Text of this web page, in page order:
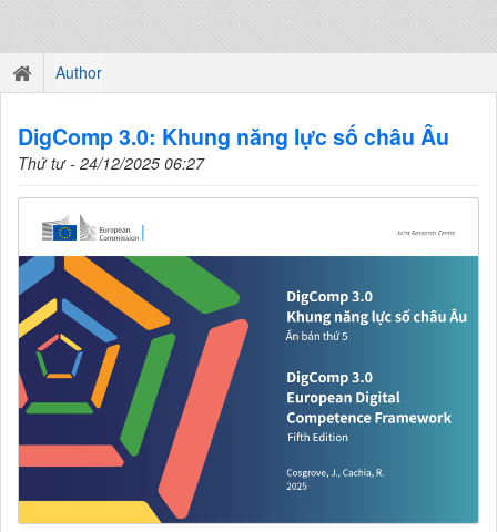
Author
DigComp 3.0: Khung năng lực số châu Âu
Thứ tư - 24/12/2025 06:27